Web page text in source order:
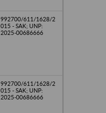
992700/611/1628/2
015 - SAK; UNP:
2025-00686666
992700/611/1628/2
015 - SAK; UNP:
2025-00686666